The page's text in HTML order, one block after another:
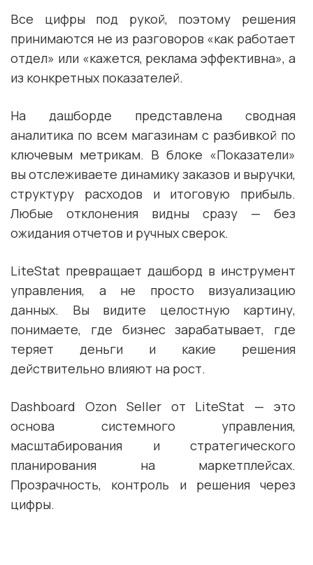
Все цифры под рукой, поэтому решения
принимаются не из разговоров «как работает
отдел» или «кажется, реклама эффективна», а
из конкретных показателей.
На дашборде представлена сводная
аналитика по всем магазинам с разбивкой по
ключевым метрикам. В блоке «Показатели»
вы отслеживаете динамику заказов и выручки,
структуру расходов и итоговую прибыль.
Любые отклонения видны сразу — без
ожидания отчетов и ручных сверок.
LiteStat превращает дашборд в инструмент
управления, а не просто визуализацию
данных. Вы видите целостную картину,
понимаете, где бизнес зарабатывает, где
теряет деньги и какие решения
действительно влияют на рост.
Dashboard Ozon Seller от LiteStat — это
основа системного управления,
масштабирования и стратегического
планирования на маркетплейсах.
Прозрачность, контроль и решения через
цифры.